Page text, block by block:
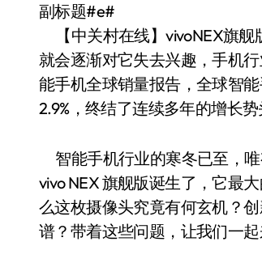
副标题#e#
【中关村在线】vivoNEX旗舰
就会逐渐对它失去兴趣，手机
能手机全球销量报告，全球智
2.9%，终结了连续多年的增长势
智能手机行业的寒冬已至，
vivo NEX 旗舰版诞生了，它最
么这枚摄像头究竟有何玄机？
谱？带着这些问题，让我们一